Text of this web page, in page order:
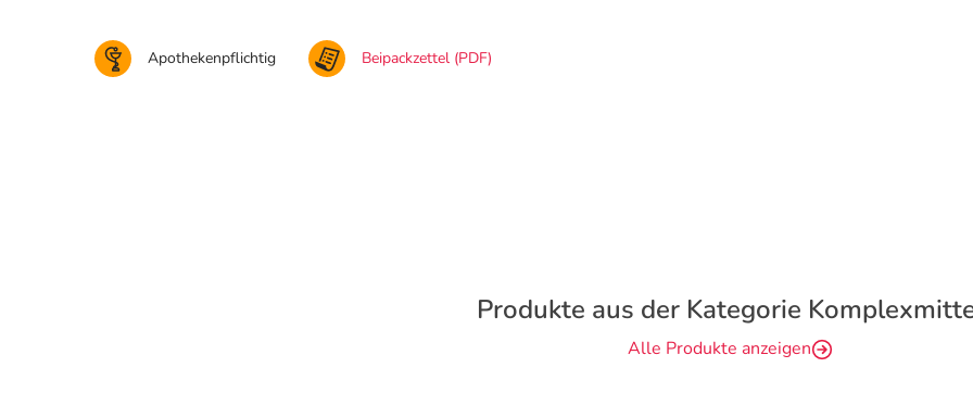
Apothekenpflichtig Beipackzettel (PDF)
Produkte aus der Kategorie
Alle Produkte anzeigen